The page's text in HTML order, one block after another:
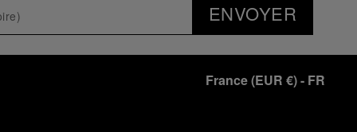
ENVOYER
France(EUR €)- FR